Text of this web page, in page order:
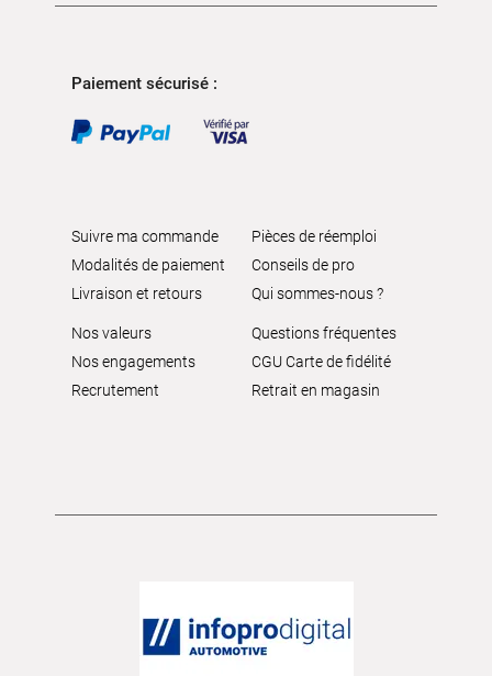
Paiement sécurisé :
Suivre ma commande
Modalités de paiement
Livraison et retours
Pièces de réemploi
Conseils de pro
Qui sommes-nous ?
Nos valeurs
Nos engagements
Recrutement
Questions fréquentes
CGU Carte de fidélité
Retrait en magasin